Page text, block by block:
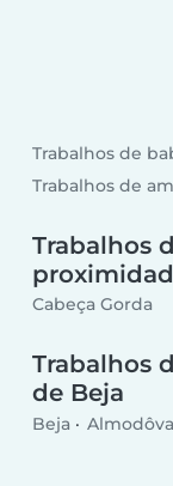
Trabalhos de
Trabalhos de
Trabalhos
Cabeça Gorda
Trabalhos
de Beja
Beja